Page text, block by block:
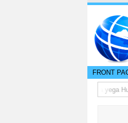
FRONT
di studiantenan di Aruba a yega